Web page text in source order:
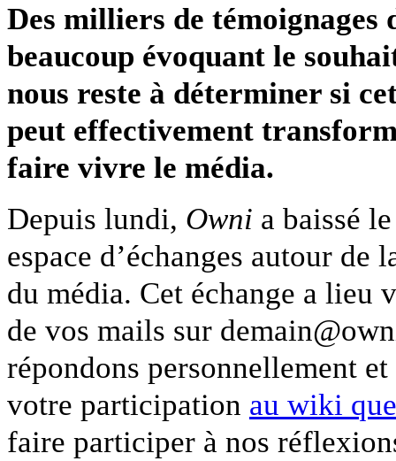
Des milliers de
beaucoup évoquant le
nous reste à déterminer si
peut effectivement
faire vivre le média.
Depuis lundi, Owni a baissé
espace d’échanges autour
du média. Cet échange a lieu
de vos mails sur
répondons personnellement
votre participation au wiki
faire participer à nos